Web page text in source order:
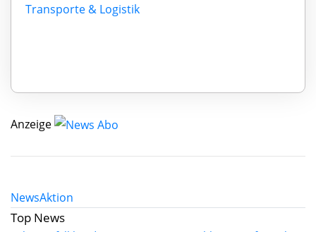
Transporte & Logistik
Anzeige
NewsAktion
Top News